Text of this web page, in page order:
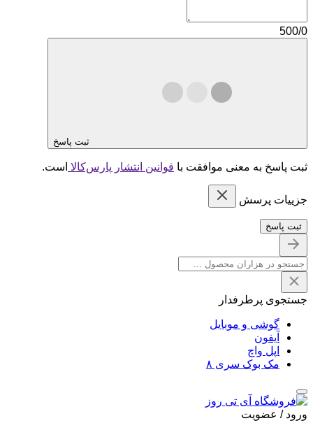
500/0
ثبت پاسخ
ثبت پاسخ به معنی موافقت با قوانین انتشار پارس‌کالا است.
جزییات پرسش
ثبت پاسخ
جستجوی پرطرفدار
گوشی و موبایل
آیفون
اپل واچ
مک بوک سری ۸
ورود / عضویت